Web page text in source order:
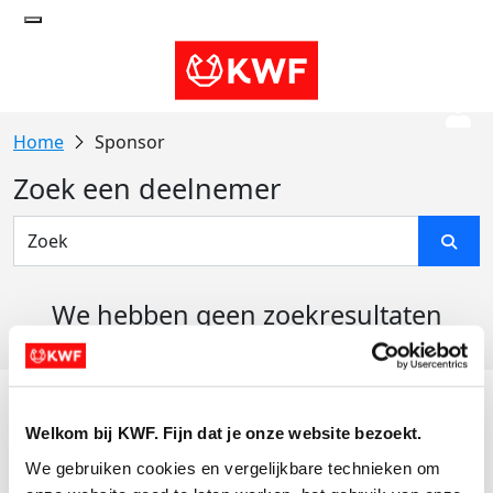
Welkom bij KWF. Fijn dat je onze website bezoekt.
We gebruiken cookies en vergelijkbare technieken om
Sponsor
Zoek een deelnemer
We hebben geen zoekresultaten
Actiematerialen
Evenementen